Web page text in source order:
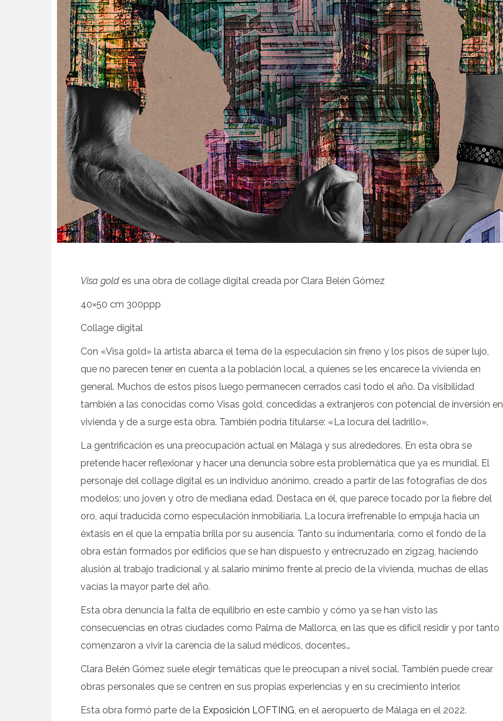
Visa gold es una obra de collage digital creada por Clara Belén Gómez
40×50 cm 300ppp
Collage digital
Con «Visa gold» la artista abarca el tema de la especulación sin freno y los pisos de súper lujo,
que no parecen tener en cuenta a la población local, a quienes se les encarece la vivienda en
general. Muchos de estos pisos luego permanecen cerrados casi todo el año. Da visibilidad
también a las conocidas como Visas gold, concedidas a extranjeros con potencial de inversión en
vivienda y de a surge esta obra. También podría titularse: «La locura del ladrillo».
La gentrificación es una preocupación actual en Málaga y sus alrededores. En esta obra se
pretende hacer reflexionar y hacer una denuncia sobre esta problemática que ya es mundial. El
personaje del collage digital es un individuo anónimo, creado a partir de las fotografías de dos
modelos: uno joven y otro de mediana edad. Destaca en él, que parece tocado por la fiebre del
oro, aquí traducida como especulación inmobiliaria. La locura irrefrenable lo empuja hacia un
éxtasis en el que la empatía brilla por su ausencia. Tanto su indumentaria, como el fondo de la
obra están formados por edificios que se han dispuesto y entrecruzado en zigzag, haciendo
alusión al trabajo tradicional y al salario mínimo frente al precio de la vivienda, muchas de ellas
vacías la mayor parte del año.
Esta obra denuncia la falta de equilibrio en este cambio y cómo ya se han visto las
consecuencias en otras ciudades como Palma de Mallorca, en las que es difícil residir y por tanto
comenzaron a vivir la carencia de la salud médicos, docentes…
Clara Belén Gómez suele elegir temáticas que le preocupan a nivel social. También puede crear
obras personales que se centren en sus propias experiencias y en su crecimiento interior.
Esta obra formó parte de la Exposición LOFTING, en el aeropuerto de Málaga en el 2022.